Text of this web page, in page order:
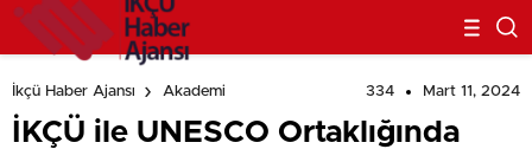
İkçü Haber Ajansı Akademi 334 Mart 11, 2024
İKÇÜ ile UNESCO Ortaklığında